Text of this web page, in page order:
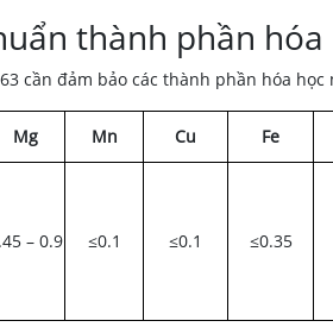
thành phần hóa
cần đảm bảo các thành phần hóa học
Mg Mn Cu Fe
– 0.9 ≤0.1 ≤0.1 ≤0.35